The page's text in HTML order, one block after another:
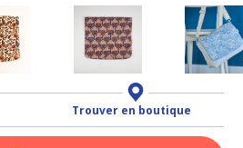
Trouver en boutique